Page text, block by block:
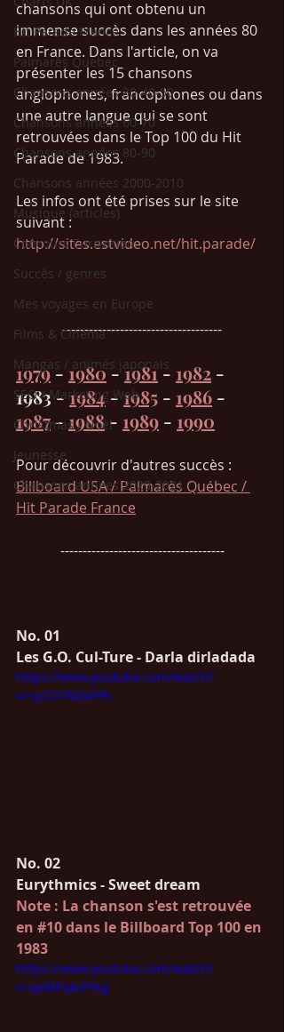
Hit Parade France
Palmarès Québec
Chansons années 30-40-50
Chansons années 60-70
Chansons années 80-90
Chansons années 2000-2010
Musique (articles)
Concours Eurovision
Succès / genres
Mes voyages en Europe
Films & Cinéma
Mangas / animés japonais
SEO / Marketing Web
Christmas / Noël
Jeunesse
Chansons années 2020-2021
chansons qui ont obtenu un
immense succès dans les années 80
en France. Dans l'article, on va
présenter les 15 chansons
anglophones, francophones ou dans
une autre langue qui se sont
retrouvées dans le Top 100 du Hit
Parade de 1983.
Les infos ont été prises sur le site
suivant :
http://sites.estvideo.net/hit.parade/
------------------------------------
1979 - 1980 - 1981 - 1982 -
1983 - 1984 - 1985 - 1986 -
1987 - 1988 - 1989 - 1990
Pour découvrir d'autres succès :
Billboard USA / Palmarès Québec /
Hit Parade France
-------------------------------------
No. 01
Les G.O. Cul-Ture - Darla dirladada
https://www.youtube.com/watch?
v=syCO7ND4YPc
No. 02
Eurythmics - Sweet dream
Note : La chanson s'est retrouvée
en #10 dans le Billboard Top 100 en
1983
https://www.youtube.com/watch?
v=qeMFqkcPYcg